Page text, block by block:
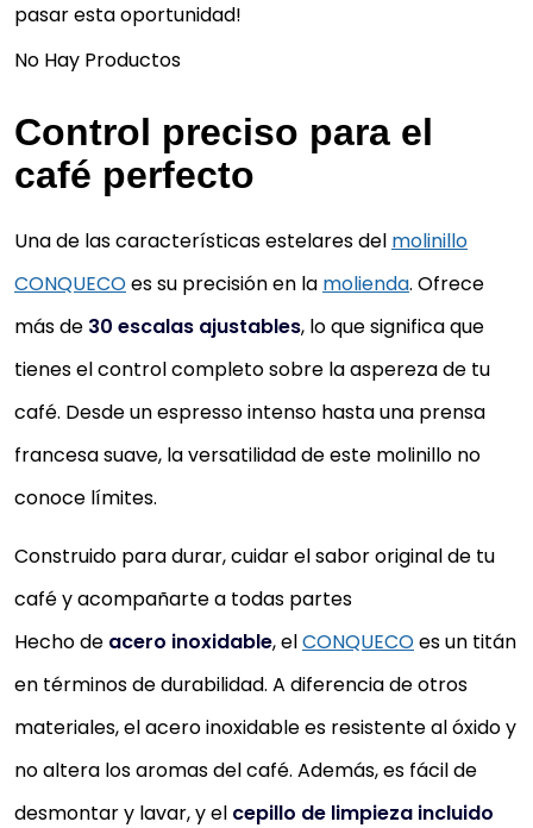
pasar esta oportunidad!
No Hay Productos
Control preciso para el
café perfecto
Una de las características estelares del molinillo
CONQUECOes su precisión en la molienda. Ofrece
más de 30 escalas ajustables, lo que significa que
tienes el control completo sobre la aspereza de tu
café. Desde un espresso intenso hasta una prensa
francesa suave, la versatilidad de este molinillo no
conoce límites.
Construido para durar, cuidar el sabor original de tu
café y acompañarte a todas partes
Hecho de acero inoxidable, elCONQUECOes un titán
en términos de durabilidad. A diferencia de otros
materiales, el acero inoxidable es resistente al óxido y
no altera los aromas del café. Además, es fácil de
desmontar y lavar, y el cepillo de limpieza incluido